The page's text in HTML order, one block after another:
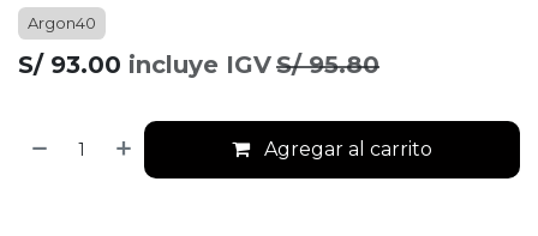
Argon40
S/ 93.00 incluye IGVS/95.80
Agregar al carrito